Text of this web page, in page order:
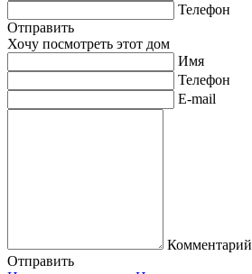
Телефон
Отправить
Хочу посмотреть этот дом
Имя
Телефон
E-mail
Комментарий
Отправить